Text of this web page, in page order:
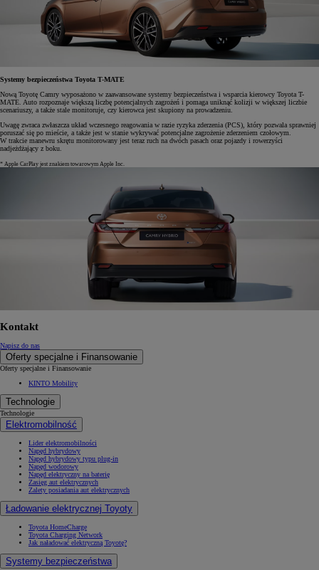
Systemy bezpieczeństwa Toyota T-MATE
Nową Toyotę Camry wyposażono w zaawansowane systemy bezpieczeństwa i wsparcia kierowcy Toyota T-
MATE. Auto rozpoznaje większą liczbę potencjalnych zagrożeń i pomaga uniknąć kolizji w większej liczbie
scenariuszy, a także stale monitoruje, czy kierowca jest skupiony na prowadzeniu.
Uwagę zwraca zwłaszcza układ wczesnego reagowania w razie ryzyka zderzenia (PCS), który pozwala sprawniej
poruszać się po mieście, a także jest w stanie wykrywać potencjalne zagrożenie zderzeniem czołowym.
W trakcie manewru skrętu monitorowany jest teraz ruch na dwóch pasach oraz pojazdy i rowerzyści
nadjeżdżający z boku.
* Apple CarPlay jest znakiem towarowym Apple Inc.
Kontakt
Napisz do nas
Oferty specjalne i Finansowanie
Oferty specjalne i Finansowanie
KINTO Mobility
Technologie
Technologie
Elektromobilność
Lider elektromobilności
Napęd hybrydowy
Napęd hybrydowy typu plug-in
Napęd wodorowy
Napęd elektryczny na baterię
Zasięg aut elektrycznych
Zalety posiadania aut elektrycznych
Ładowanie elektrycznej Toyoty
Toyota HomeCharge
Toyota Charging Network
Jak naładować elektryczną Toyotę?
Systemy bezpieczeństwa